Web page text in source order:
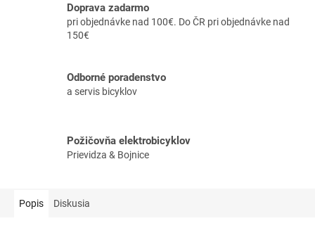
Doprava zadarmo
pri objednávke nad 100€. Do ČR pri objednávke nad
150€
Odborné poradenstvo
a servis bicyklov
Požičovňa elektrobicyklov
Prievidza & Bojnice
Popis Diskusia